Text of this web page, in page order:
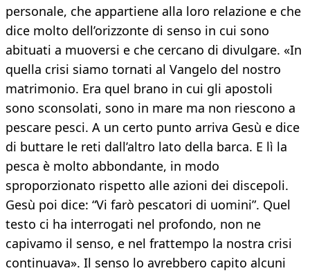
personale, che appartiene alla loro relazione e che
dice molto dell’orizzonte di senso in cui sono
abituati a muoversi e che cercano di divulgare. «In
quella crisi siamo tornati al Vangelo del nostro
matrimonio. Era quel brano in cui gli apostoli
sono sconsolati, sono in mare ma non riescono a
pescare pesci. A un certo punto arriva Gesù e dice
di buttare le reti dall’altro lato della barca. E lì la
pesca è molto abbondante, in modo
sproporzionato rispetto alle azioni dei discepoli.
Gesù poi dice: “Vi farò pescatori di uomini”. Quel
testo ci ha interrogati nel profondo, non ne
capivamo il senso, e nel frattempo la nostra crisi
continuava». Il senso lo avrebbero capito alcuni